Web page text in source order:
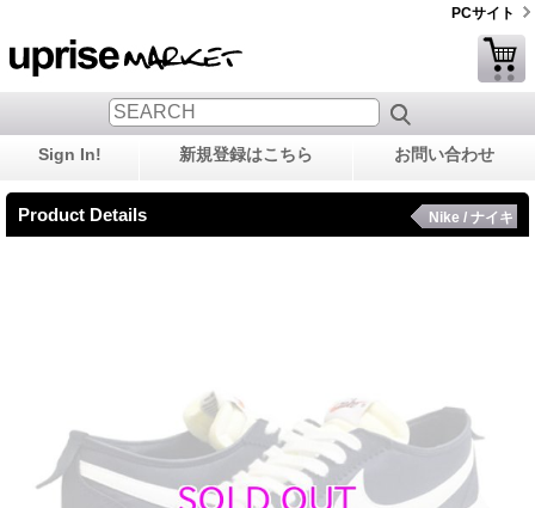
PCサイト
Sign In! 新規登録はこちら お問い合わせ
Product Details Nike / ナイキ